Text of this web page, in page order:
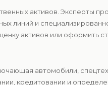
активов. Эксперты
линий и
активов или оформить
автомобили,
кредитовании и